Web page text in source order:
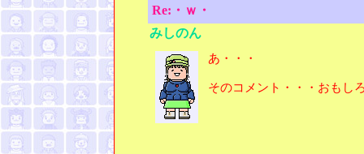
Re:・ｗ・
みしのん
あ・・・
そのコメント・・・おもし